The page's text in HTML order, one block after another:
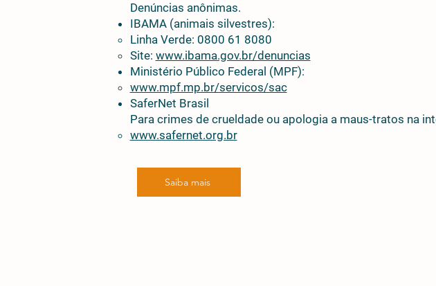
Denúncias anônimas.
IBAMA (animais silvestres):
Linha Verde: 0800 61 8080
Site: www.ibama.gov.br/denuncias
Ministério Público Federal (MPF):
www.mpf.mp.br/servicos/sac
SaferNet Brasil
Para crimes de crueldade ou apologia a maus-tratos na
www.safernet.org.br
Saiba mais